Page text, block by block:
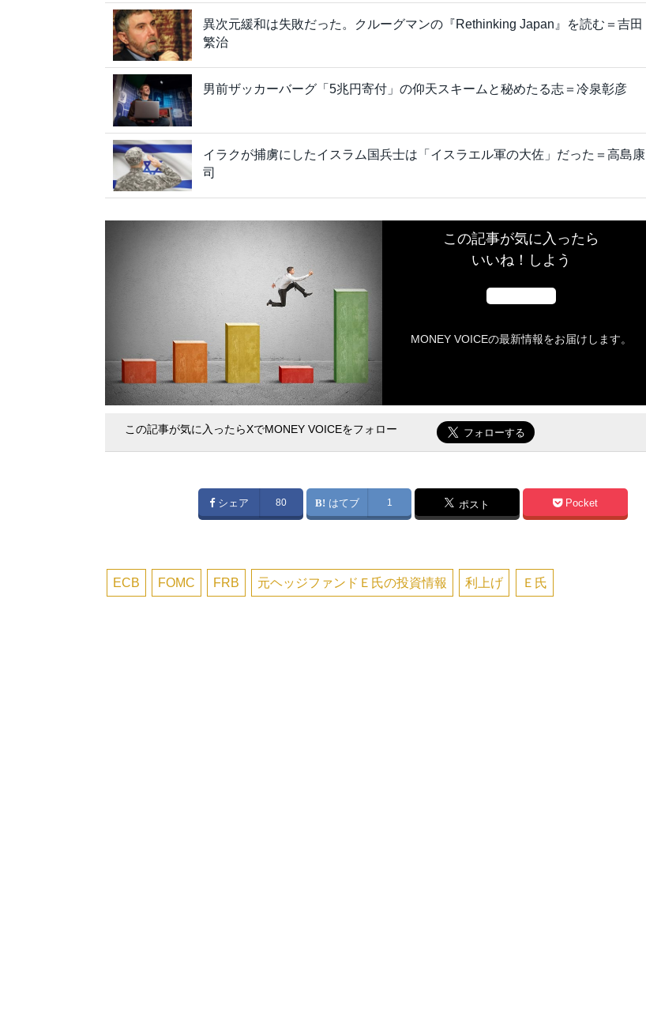
異次元緩和は失敗だった。クルーグマンの『Rethinking Japan』を読む＝吉田
繁治
男前ザッカーバーグ「5兆円寄付」の仰天スキームと秘めたる志＝冷泉彰彦
イラクが捕虜にしたイスラム国兵士は「イスラエル軍の大佐」だった＝高島康
司
この記事が気に入ったら
いいね！しよう
MONEY VOICEの最新情報をお届けします。
この記事が気に入ったらXでMONEY VOICEをフォロー
シェア 80 はてブ 1 ポスト Pocket
ECB FOMC FRB 元ヘッジファンドＥ氏の投資情報 利上げ Ｅ氏